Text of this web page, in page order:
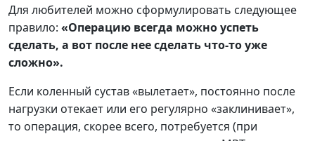
Для любителей можно сформулировать следующее
правило: «Операцию всегда можно успеть
сделать, а вот после нее сделать что-то уже
сложно».
Если коленный сустав «вылетает», постоянно после
нагрузки отекает или его регулярно «заклинивает»,
то операция, скорее всего, потребуется (при